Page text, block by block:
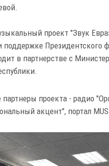
проект "Звук
поддержке Президентского
в партнерстве с
проекта - радио
акцент", портал